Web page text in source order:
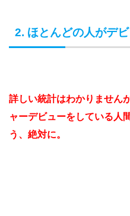
2. ほとんどの人がデ
詳しい統計はわかりません
ャーデビューをしている人
う、絶対に。